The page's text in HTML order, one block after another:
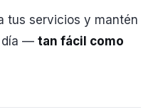
tus servicios y mantén
día — tan fácil como